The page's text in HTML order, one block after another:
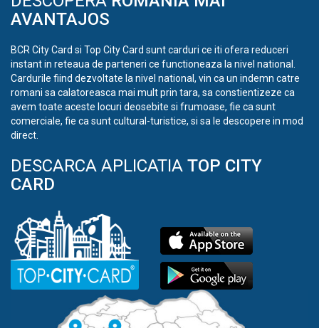
AVANTAJOS
BCR City Card si Top City Card sunt carduri ce iti ofera reduceri
instant in reteaua de parteneri ce functioneaza la nivel national.
Cardurile fiind dezvoltate la nivel national, vin ca un indemn catre
romani sa calatoreasca mai mult prin tara, sa constientizeze ca
avem toate aceste locuri deosebite si frumoase, fie ca sunt
comerciale, fie ca sunt cultural-turistice, si sa le descopere in mod
direct.
DESCARCA APLICATIA TOP CITY
CARD